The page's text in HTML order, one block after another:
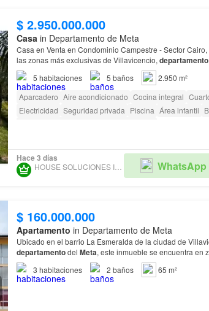
$ 2.950.000.000
Casa in Departamento de Meta
Casa en Venta en Condominio Campestre - Sector Cairo, Villavicencio
las zonas más exclusivas de Villavicencio, departamento
5 habitaciones 5 baños
2.950 m²
Aparcadero Aire acondicionado Cocina integral
Electricidad Seguridad privada Piscina Área infantil
Hace 3 días
HOUSE SOLUCIONES INMOBILIARIAS SAS WhatsApp
$ 160.000.000
Apartamento in Departamento de Meta
Ubicado en el barrio La Esmeralda de la ciudad de
departamentodel Meta, este inmueble se encuentra en
3 habitaciones 2 baños 65 m²